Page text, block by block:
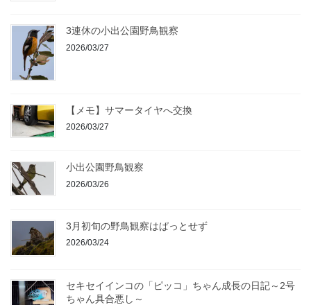
3連休の小出公園野鳥観察
2026/03/27
【メモ】サマータイヤへ交換
2026/03/27
小出公園野鳥観察
2026/03/26
3月初旬の野鳥観察はぱっとせず
2026/03/24
セキセイインコの「ピッコ」ちゃん成長の日記～2号
ちゃん具合悪し～